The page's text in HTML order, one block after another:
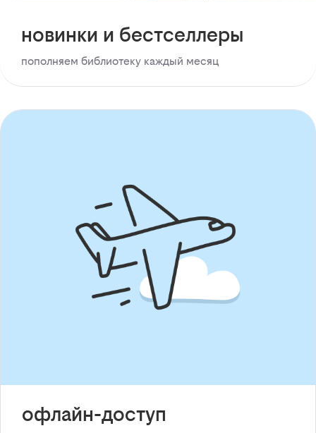
новинки и бестселлеры
пополняем библиотеку каждый месяц
офлайн-доступ